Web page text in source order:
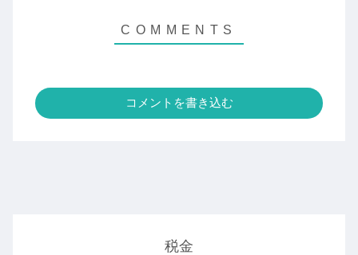
コメントを書き込む
税金